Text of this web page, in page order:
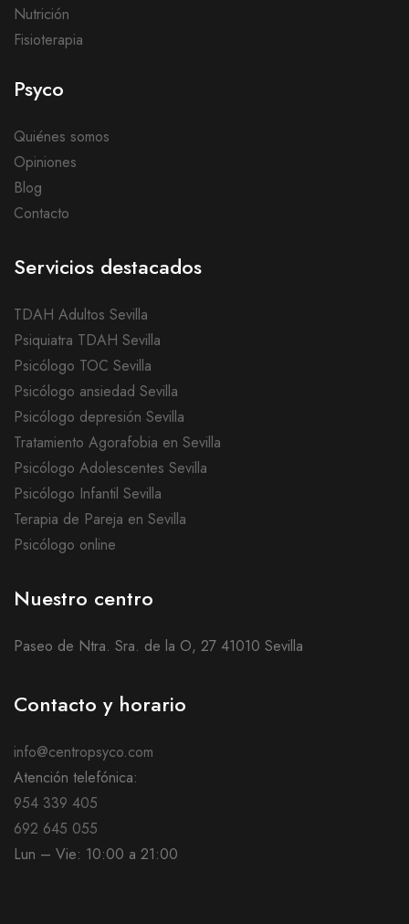
Nutrición
Fisioterapia
Psyco
Quiénes somos
Opiniones
Blog
Contacto
Servicios destacados
TDAH Adultos Sevilla
Psiquiatra TDAH Sevilla
Psicólogo TOC Sevilla
Psicólogo ansiedad Sevilla
Psicólogo depresión Sevilla
Tratamiento Agorafobia en Sevilla
Psicólogo Adolescentes Sevilla
Psicólogo Infantil Sevilla
Terapia de Pareja en Sevilla
Psicólogo online
Nuestro centro
Paseo de Ntra. Sra. de la O, 27 41010 Sevilla
Contacto y horario
info@centropsyco.com
Atención telefónica:
954 339 405
692 645 055
Lun – Vie: 10:00 a 21:00